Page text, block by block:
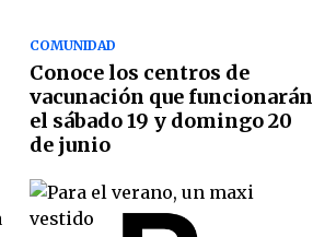
COMUNIDAD
Conoce los centros de
vacunación que funcionarán
el sábado 19 y domingo 20
de junio